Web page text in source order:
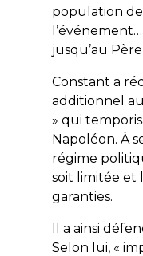
population de
jusqu’au
Constant a
additionnel
» qui
Napoléon. À
régime
soit limitée et
garanties.
Il a ainsi
Selon lui, «